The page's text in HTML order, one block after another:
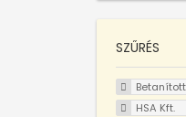
SZŰRÉS
HSA Kft.